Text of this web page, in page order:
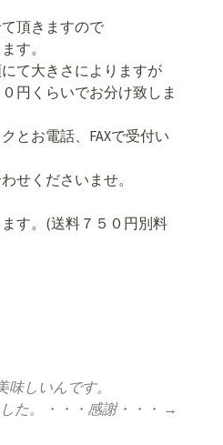
頂きますので
す。
て大きさによりますが
円くらいでお分け致しま
とお電話、FAXで受付い
せくださいませ。
す。(送料７５０円別料
ゲーショ
しいんです。
た。・・・感謝・・・ →